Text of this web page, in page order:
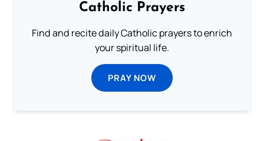
Catholic Prayers
Find and recite daily Catholic prayers to enrich
your spiritual life.
PRAY NOW